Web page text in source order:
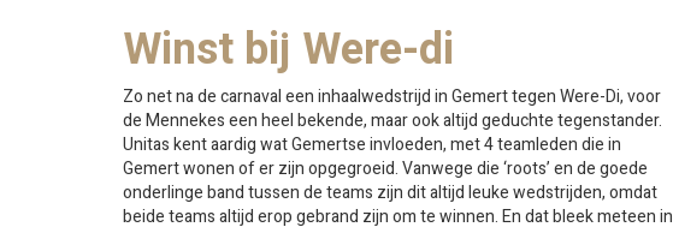
Winst bij Were-di
Zo net na de carnaval een inhaalwedstrijd in Gemert tegen Were-Di, voor
de Mennekes een heel bekende, maar ook altijd geduchte tegenstander.
Unitas kent aardig wat Gemertse invloeden, met 4 teamleden die in
Gemert wonen of er zijn opgegroeid. Vanwege die ‘roots’ en de goede
onderlinge band tussen de teams zijn dit altijd leuke wedstrijden, omdat
beide teams altijd erop gebrand zijn om te winnen. En dat bleek meteen in